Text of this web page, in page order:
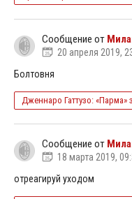
Сообщение от
20 апреля 2019,
Болтовня
Дженнаро Гаттузо: «Парма»
Сообщение от
18 марта 2019,
отреагируй уходом